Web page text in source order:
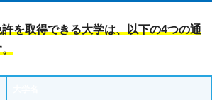
を取得できる大学は、以下の4つの通
。